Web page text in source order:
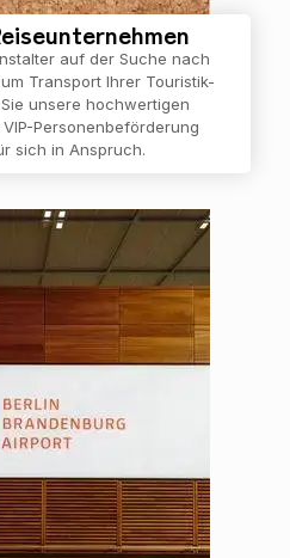
auf der Suche nach
Transport Ihrer Touristik-
unsere hochwertigen
Personenbeförderung
sich in Anspruch.